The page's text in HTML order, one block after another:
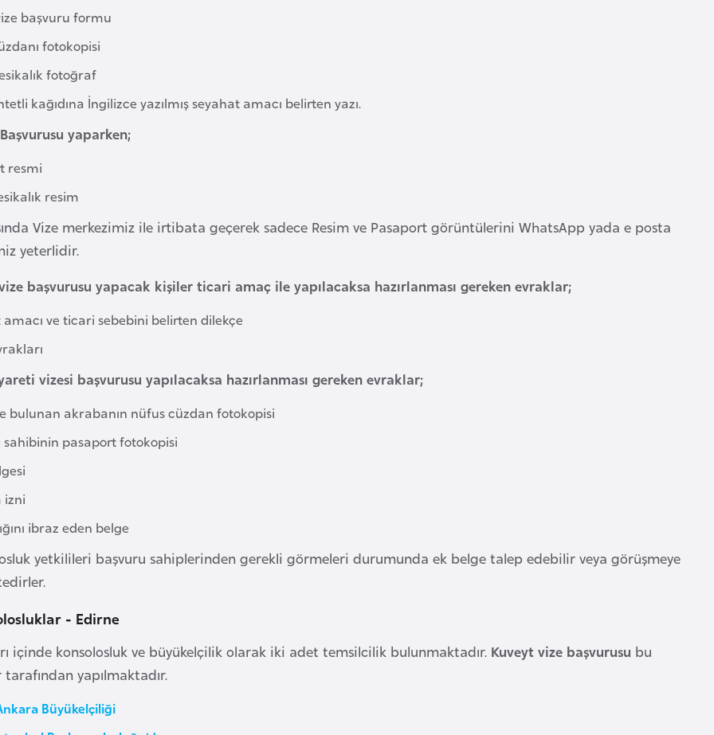
başvuru formu
fotokopisi
fotoğraf
kağıdına İngilizce yazılmış seyahat amacı belirten yazı.
yaparken;
resmi
resim
Vize merkezimiz ile irtibata geçerek sadece Resim ve Pasaport görüntülerini WhatsApp yada e posta
yeterlidir.
başvurusu yapacak kişiler ticari amaç ile yapılacaksa hazırlanması gereken evraklar;
amacı ve ticari sebebini belirten dilekçe
vizesi başvurusu yapılacaksa hazırlanması gereken evraklar;
bulunan akrabanın nüfus cüzdan fotokopisi
sahibinin pasaport fotokopisi
izni
ibraz eden belge
yetkilileri başvuru sahiplerinden gerekli görmeleri durumunda ek belge talep edebilir veya görüşmeye
- Edirne
içinde konsolosluk ve büyükelçilik olarak iki adet temsilcilik bulunmaktadır. Kuveyt vize başvurusu bu
yapılmaktadır.
Büyükelçiliği